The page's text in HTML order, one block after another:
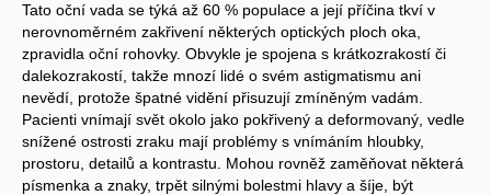
Tato oční vada se týká až 60 % populace a její příčina tkví v
nerovnoměrném zakřivení některých optických ploch oka,
zpravidla oční rohovky. Obvykle je spojena s krátkozrakostí či
dalekozrakostí, takže mnozí lidé o svém astigmatismu ani
nevědí, protože špatné vidění přisuzují zmíněným vadám.
Pacienti vnímají svět okolo jako pokřivený a deformovaný, vedle
snížené ostrosti zraku mají problémy s vnímáním hloubky,
prostoru, detailů a kontrastu. Mohou rovněž zaměňovat některá
písmenka a znaky, trpět silnými bolestmi hlavy a šíje, být